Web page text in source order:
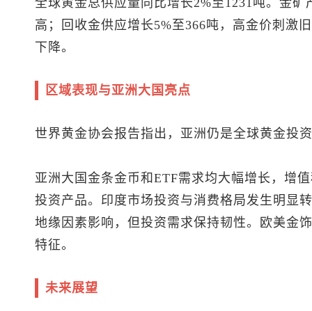
高；回收金供应增长5%至366吨，高金价刺激
下降。
区域表现与亚洲大国亮点
世界黄金协会报告指出，亚洲仍是全球黄金投
亚洲大国金条金币和ETF需求均大幅增长，增
投资产品。印度市场投资与消费格局发生明显
地缘因素影响，但投资需求保持韧性。欧美金
特征。
未来展望